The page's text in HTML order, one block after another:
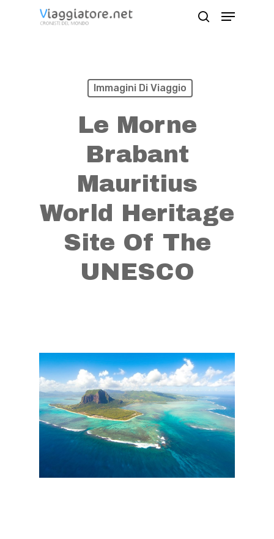
Menu
Immagini Di Viaggio
Le Morne
Brabant
Mauritius
World Heritage
Site Of The
UNESCO